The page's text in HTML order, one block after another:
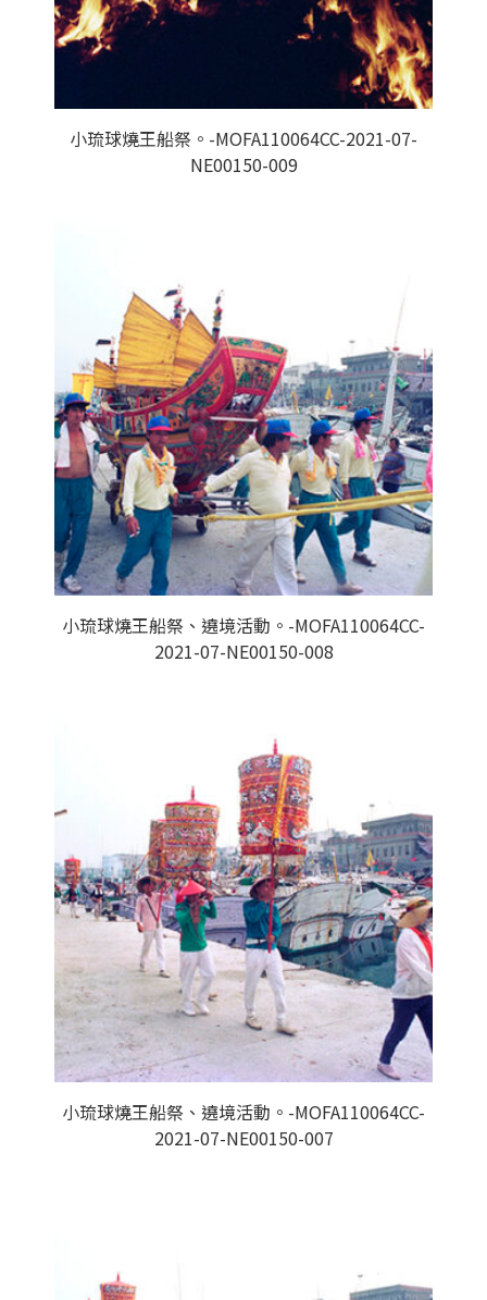
小琉球燒王船祭。-MOFA110064CC-2021-07-
NE00150-009
小琉球燒王船祭、遶境活動。-MOFA110064CC-
2021-07-NE00150-008
小琉球燒王船祭、遶境活動。-MOFA110064CC-
2021-07-NE00150-007